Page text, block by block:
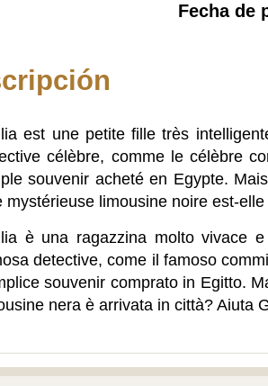
Fecha de
est une petite fille très
célèbre, comme le célèbre
souvenir acheté en Egypte.
mystérieuse limousine noire est-
è una ragazzina molto vivace
detective, come il famoso
souvenir comprato in Egitto.
nera è arrivata in città? Aiuta